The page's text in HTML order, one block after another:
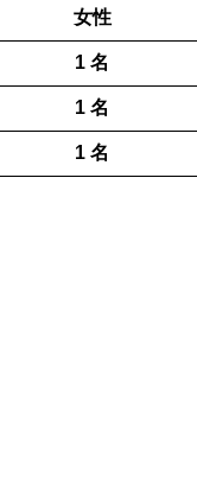
女性
1 名
1 名
1 名